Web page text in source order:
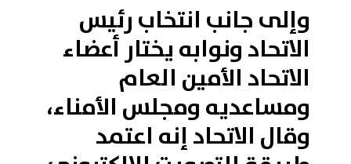
وإلى جانب انتخاب رئيس
الاتحاد ونوابه يختار أعضاء
الاتحاد الأمين العام
ومساعديه ومجلس الأمناء،
وقال الاتحاد إنه اعتمد